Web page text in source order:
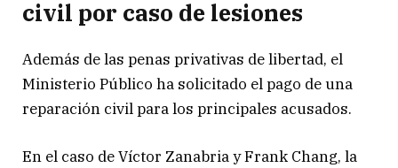
civil por caso de lesiones
Además de las penas privativas de libertad, el
Ministerio Público ha solicitado el pago de una
reparación civil para los principales acusados.
En el caso de Víctor Zanabria y Frank Chang, la